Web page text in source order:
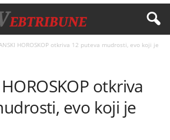
HOROSKOP otkriva 12 puteva mudrosti, evo koji je
otkriva
evo koji je